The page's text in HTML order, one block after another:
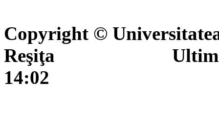
Copyright ©
Reşiţa Ultima
14:02